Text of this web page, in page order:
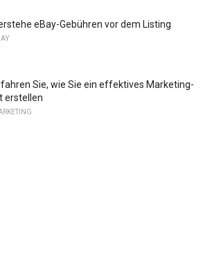
eBay-Gebühren vor dem Listing
Sie, wie Sie ein effektives Marketing-
erstellen